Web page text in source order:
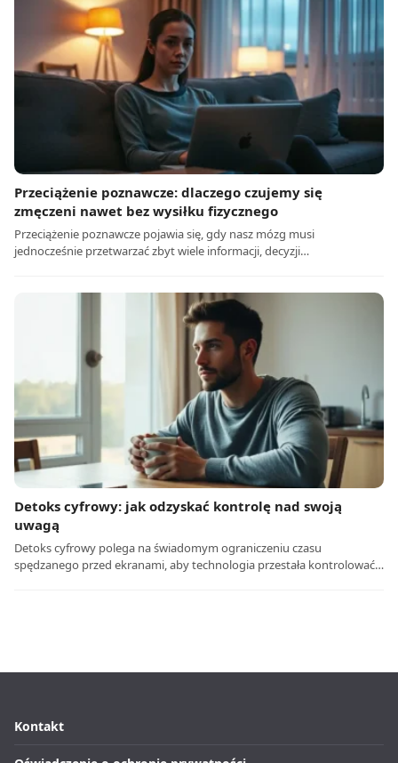
Przeciążenie poznawcze: dlaczego czujemy się
zmęczeni nawet bez wysiłku fizycznego
Przeciążenie poznawcze pojawia się, gdy nasz mózg musi
jednocześnie przetwarzać zbyt wiele informacji, decyzji…
Detoks cyfrowy: jak odzyskać kontrolę nad swoją
uwagą
Detoks cyfrowy polega na świadomym ograniczeniu czasu
spędzanego przed ekranami, aby technologia przestała kontrolować…
Kontakt